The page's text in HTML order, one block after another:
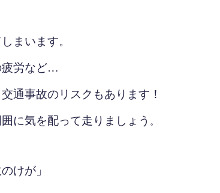
まいます。
疲労など…
通事故のリスクもあります！
に気を配って走りましょう 。
けが」